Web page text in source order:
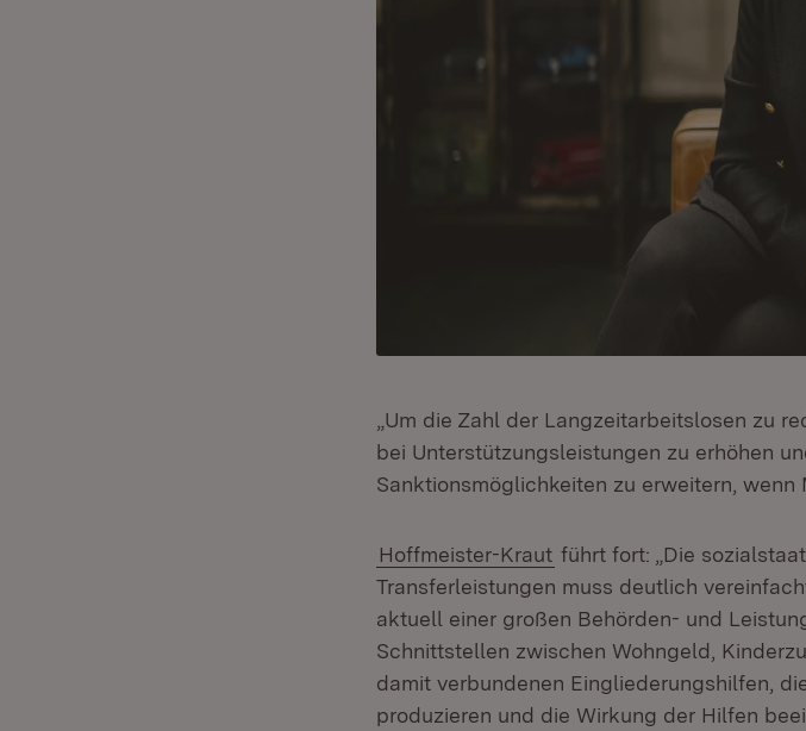
„Um die Zahl der Langzeitarbeitslosen zu
bei Unterstützungsleistungen zu erhöhen
Sanktionsmöglichkeiten zu erweitern,
Hoffmeister-Kraut führt fort: „Die
Transferleistungen muss deutlich
aktuell einer großen Behörden- und
Schnittstellen zwischen Wohngeld,
damit verbundenen Eingliederungshilfen,
produzieren und die Wirkung der Hilfen